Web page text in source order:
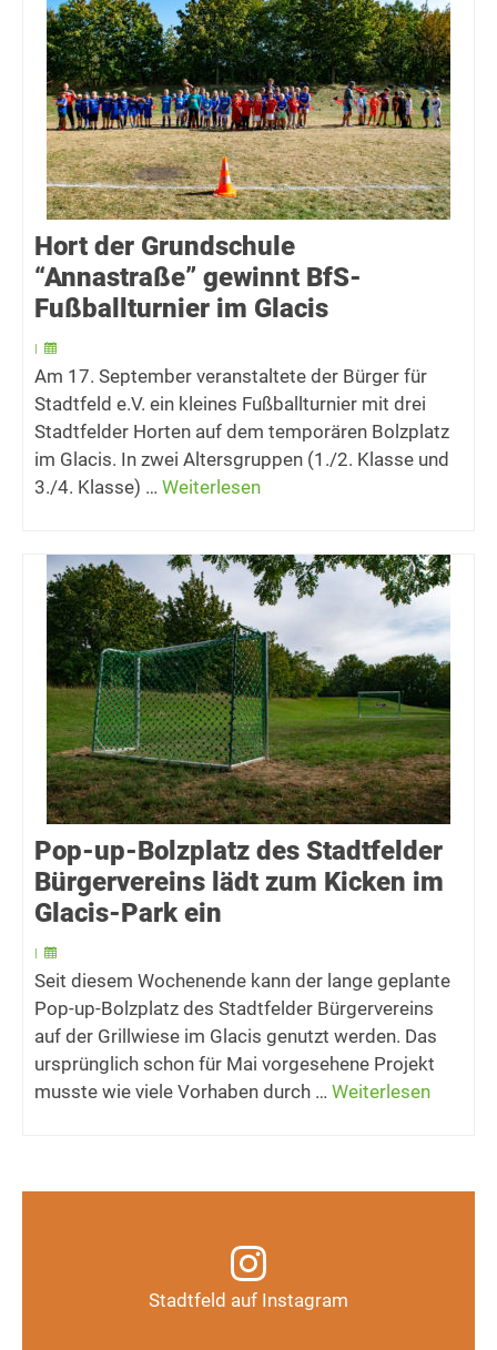
Hort der Grundschule
“Annastraße” gewinnt BfS-
Fußballturnier im Glacis
|
Am 17. September veranstaltete der Bürger für
Stadtfeld e.V. ein kleines Fußballturnier mit drei
Stadtfelder Horten auf dem temporären Bolzplatz
im Glacis. In zwei Altersgruppen (1./2. Klasse und
3./4. Klasse) … Weiterlesen
Pop-up-Bolzplatz des Stadtfelder
Bürgervereins lädt zum Kicken im
Glacis-Park ein
|
Seit diesem Wochenende kann der lange geplante
Pop-up-Bolzplatz des Stadtfelder Bürgervereins
auf der Grillwiese im Glacis genutzt werden. Das
ursprünglich schon für Mai vorgesehene Projekt
musste wie viele Vorhaben durch … Weiterlesen
Stadtfeld auf Instagram
Instagram-Kanal
Auf Instagram folgen